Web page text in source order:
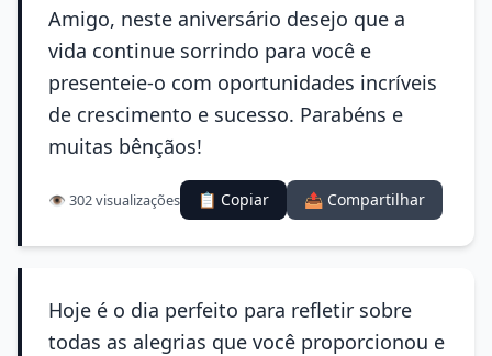
Amigo, neste aniversário desejo que a
vida continue sorrindo para você e
presenteie-o com oportunidades incríveis
de crescimento e sucesso. Parabéns e
muitas bênçãos!
👁️ 302 visualizações 📋 Copiar 📤 Compartilhar
Hoje é o dia perfeito para refletir sobre
todas as alegrias que você proporcionou e